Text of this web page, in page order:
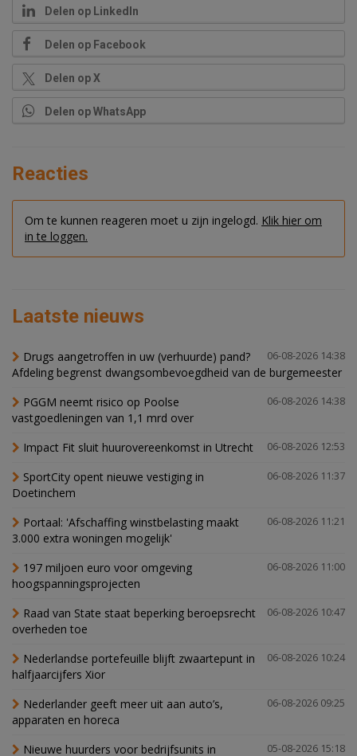
Delen op LinkedIn
Delen op Facebook
Delen op X
Delen op WhatsApp
Reacties
Om te kunnen reageren moet u zijn ingelogd. Klik hier om
in te loggen.
Laatste nieuws
06-08-2026 14:38
Drugs aangetroffen in uw (verhuurde) pand?
Afdeling begrenst dwangsombevoegdheid van de burgemeester
06-08-2026 14:38
PGGM neemt risico op Poolse
vastgoedleningen van 1,1 mrd over
06-08-2026 12:53
Impact Fit sluit huurovereenkomst in Utrecht
06-08-2026 11:37
SportCity opent nieuwe vestiging in
Doetinchem
06-08-2026 11:21
Portaal: 'Afschaffing winstbelasting maakt
3.000 extra woningen mogelijk'
06-08-2026 11:00
197 miljoen euro voor omgeving
hoogspanningsprojecten
06-08-2026 10:47
Raad van State staat beperking beroepsrecht
overheden toe
06-08-2026 10:24
Nederlandse portefeuille blijft zwaartepunt in
halfjaarcijfers Xior
06-08-2026 09:25
Nederlander geeft meer uit aan auto’s,
apparaten en horeca
05-08-2026 15:18
Nieuwe huurders voor bedrijfsunits in